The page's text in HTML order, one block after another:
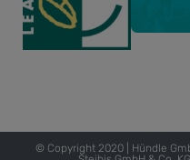
© Copyright 2020 | Hündle